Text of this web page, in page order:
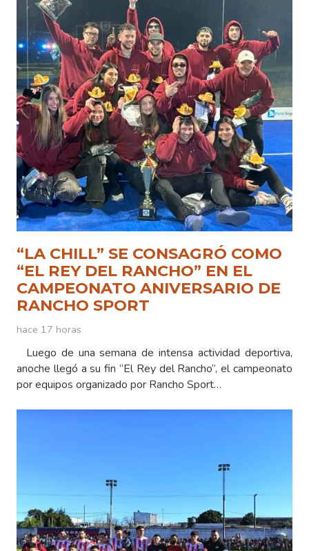
“LA CHILL” SE CONSAGRÓ COMO
“EL REY DEL RANCHO” EN EL
CAMPEONATO ANIVERSARIO DE
RANCHO SPORT
hace 17 horas
Luego de una semana de intensa actividad deportiva,
anoche llegó a su fin “El Rey del Rancho”, el campeonato
por equipos organizado por Rancho Sport…